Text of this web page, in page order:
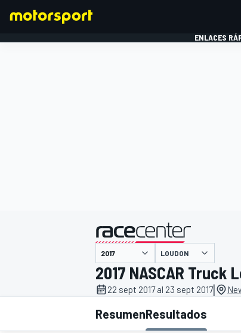
INDYCAR
ENLACES
presentado por
LOUDON
2017 NASCAR Truck
22 sept 2017 al 23 sept 2017|
ResumenResultados